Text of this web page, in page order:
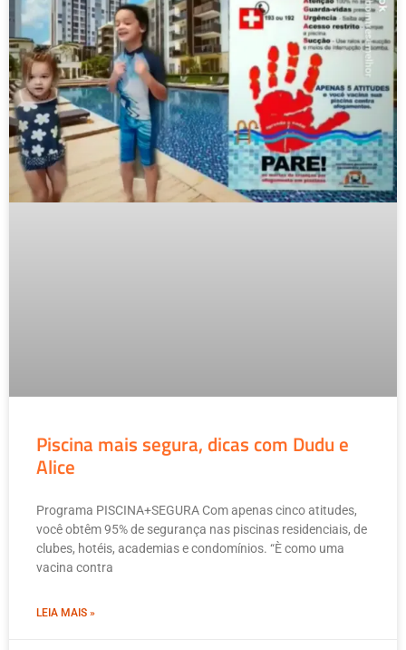
Piscina mais segura, dicas com Dudu e
Alice
Programa PISCINA+SEGURA Com apenas cinco atitudes,
você obtêm 95% de segurança nas piscinas residenciais, de
clubes, hotéis, academias e condomínios. “È como uma
vacina contra
LEIA MAIS »